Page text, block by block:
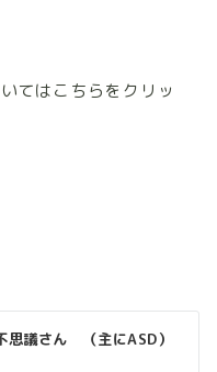
てはこちらをクリッ
思議さん （主にASD）